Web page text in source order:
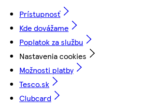
Prístupnosť
Kde dovážame
Poplatok za službu
Nastavenia cookies
Možnosti platby
Tesco.sk
Clubcard